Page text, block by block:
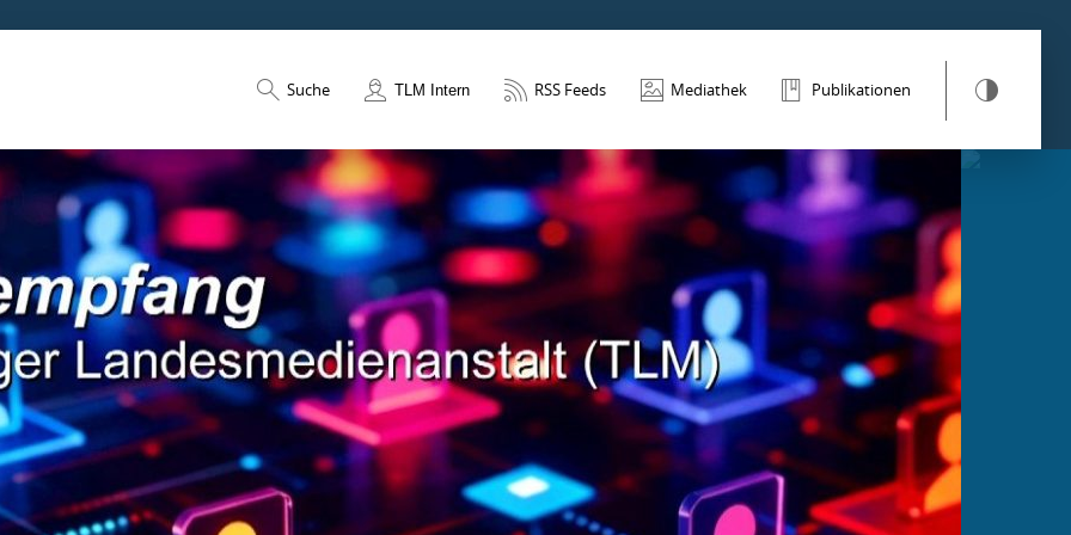
Suche TLM Intern RSS Feeds Mediathek Publikationen